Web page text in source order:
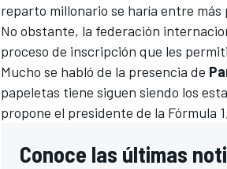
reparto millonario se haría entre más
No obstante, la federación
proceso de inscripción que les
Mucho se habló de la presencia de
papeletas tiene siguen siendo los
propone el presidente de la Fórmula 1,
Conoce las últimas